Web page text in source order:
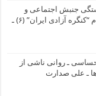
جنبش اجتماعی و
بررسی “نکثر” در پروژه ای به نام “کنگره آزادی ایران” (۶) ـ
ـ روانی ناشی از
ـ علی صدارت